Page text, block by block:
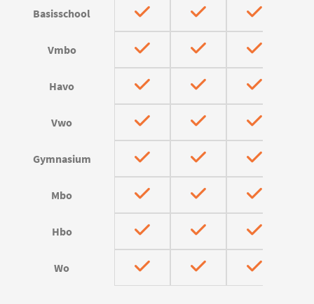
Basisschool
Vmbo
Havo
Vwo
Gymnasium
Mbo
Hbo
Wo